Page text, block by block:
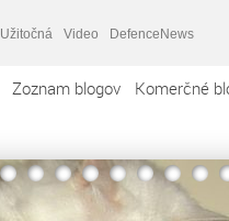
Užitočná Video DefenceNews
Zoznam blogov Komerčné